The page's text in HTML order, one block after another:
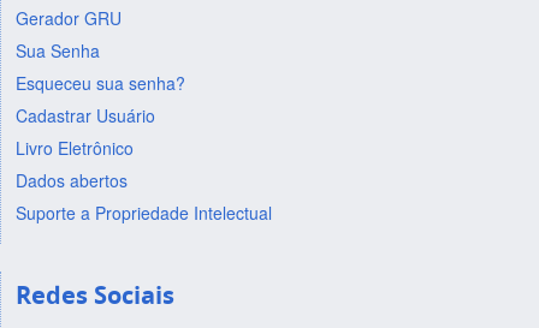
Gerador GRU
Sua Senha
Esqueceu sua senha?
Cadastrar Usuário
Livro Eletrônico
Dados abertos
Suporte a Propriedade Intelectual
Redes Sociais